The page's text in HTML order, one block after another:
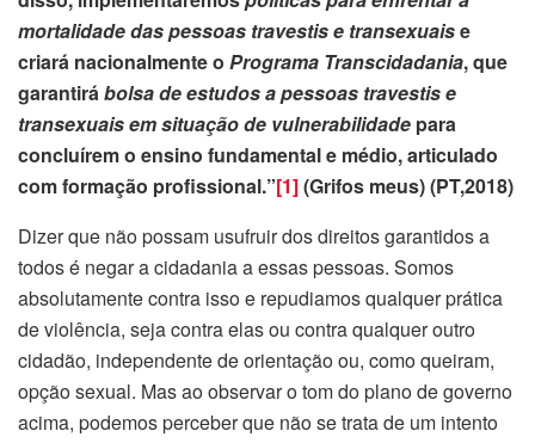
mortalidade das pessoas travestis e transexuaise
criará nacionalmente o Programa Transcidadania, que
garantirábolsa de estudos a pessoas travestis e
transexuais em situação de vulnerabilidade para
concluírem o ensino fundamental e médio, articulado
com formação profissional.”[1](Grifos meus) (PT,2018)
Dizer que não possam usufruir dos direitos garantidos a
todos é negar a cidadania a essas pessoas. Somos
absolutamente contra isso e repudiamos qualquer prática
de violência, seja contra elas ou contra qualquer outro
cidadão, independente de orientação ou, como queiram,
opção sexual. Mas ao observar o tom do plano de governo
acima, podemos perceber que não se trata de um intento